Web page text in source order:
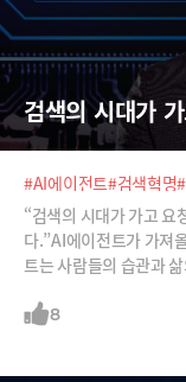
검색의 시대가
#AI에이전트#검색혁명
“검색의 시대가 가고
다.”AI에이전트가 가져
트는 사람들의 습관과
문가 ‘김지현 × 강정수’
8